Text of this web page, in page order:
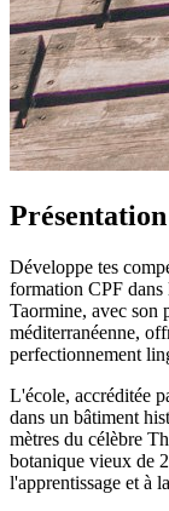
Développe tes
formation CPF
Taormine, avec son
méditerranéenne,
perfectionnement
L'école, accréditée
dans un bâtiment
mètres du célèbre
botanique vieux de
l'apprentissage et à